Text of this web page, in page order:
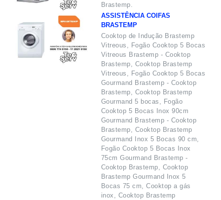
Brastemp.
ASSISTÊNCIA COIFAS
BRASTEMP
Cooktop de Indução Brastemp
Vitreous, Fogão Cooktop 5 Bocas
Vitreous Brastemp - Cooktop
Brastemp, Cooktop Brastemp
Vitreous, Fogão Cooktop 5 Bocas
Gourmand Brastemp - Cooktop
Brastemp, Cooktop Brastemp
Gourmand 5 bocas, Fogão
Cooktop 5 Bocas Inox 90cm
Gourmand Brastemp - Cooktop
Brastemp, Cooktop Brastemp
Gourmand Inox 5 Bocas 90 cm,
Fogão Cooktop 5 Bocas Inox
75cm Gourmand Brastemp -
Cooktop Brastemp, Cooktop
Brastemp Gourmand Inox 5
Bocas 75 cm, Cooktop a gás
inox, Cooktop Brastemp